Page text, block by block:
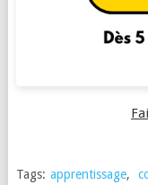
Tags: apprentissage,